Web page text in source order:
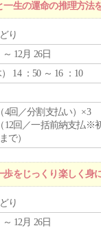
生の運命の推理方法
り
～ 12月 26日
） 14 ：50 ～ 16 ：10
4回／分割支払い）×3
12回／一括前納支払※
で）
をじっくり楽しく身
り
～ 12月 26日